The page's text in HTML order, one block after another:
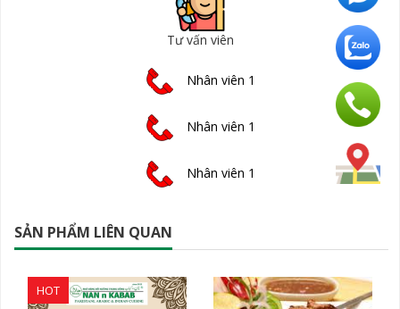
Tư vấn viên
Nhân viên 1
Nhân viên 1
Nhân viên 1
SẢN PHẨM LIÊN QUAN
HOT